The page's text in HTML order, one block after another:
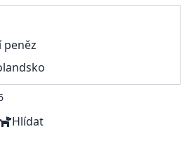
peněz
Hlídat